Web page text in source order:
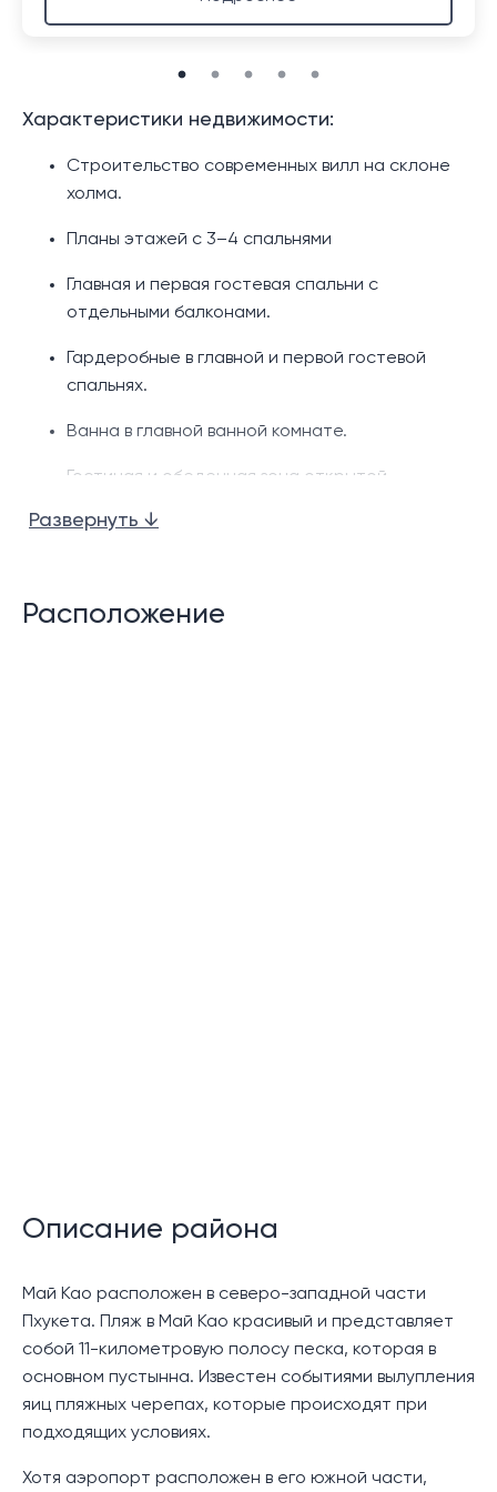
Характеристики недвижимости:
Строительство современных вилл на склоне
холма.
Планы этажей с 3–4 спальнями
Главная и первая гостевая спальни с
отдельными балконами.
Гардеробные в главной и первой гостевой
спальнях.
Ванна в главной ванной комнате.
Гостиная и обеденная зона открытой
Кухня в западном стиле с островом.
Круглосуточная охрана
Narana Villa Phuket — это недавно построенный
отель, расположенный на пологих склонах
спокойного холма в северной части Пхукета. Он
удобно расположен рядом с тихим песчаным
пляжем Май Као и международным аэропортом
Развернуть ↓
Расположение
Описание района
Май Као расположен в северо-западной части
Пхукета. Пляж в Май Као красивый и представляет
собой 11-километровую полосу песка, которая в
основном пустынна. Известен событиями вылупления
яиц пляжных черепах, которые происходят при
подходящих условиях.
Хотя аэропорт расположен в его южной части,